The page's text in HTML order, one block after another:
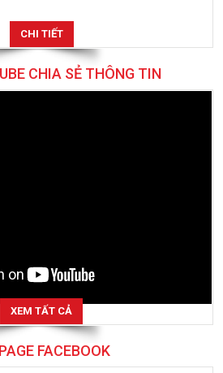
CHI TIẾT
CHIA SẺ THÔNG TIN
XEM TẤT CẢ
FACEBOOK